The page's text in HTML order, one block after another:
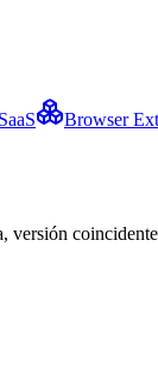
Browser
versión